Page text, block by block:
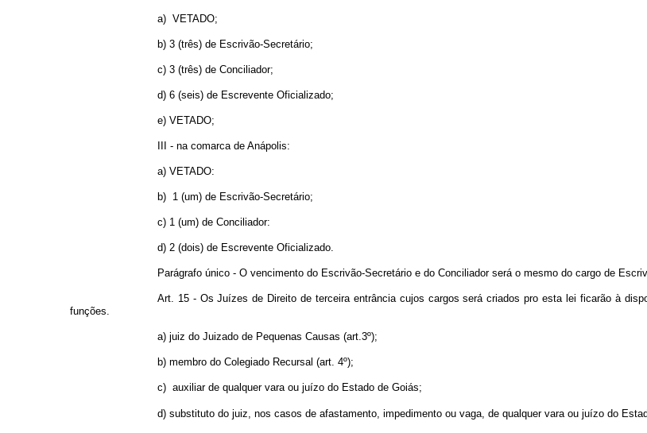
a) VETADO;
b) 3 (três) de Escrivão-Secretário;
c) 3 (três) de Conciliador;
d) 6 (seis) de Escrevente Oficializado;
e) VETADO;
III - na comarca de Anápolis:
a) VETADO:
b) 1 (um) de Escrivão-Secretário;
c) 1 (um) de Conciliador:
d) 2 (dois) de Escrevente Oficializado.
Parágrafo único - O vencimento do Escrivão-Secretário e do Conciliador será o mesmo do cargo de
Art. 15 - Os Juízes de Direito de terceira entrância cujos cargos será criados pro esta lei ficarão à
funções.
a) juiz do Juizado de Pequenas Causas (art.3º);
b) membro do Colegiado Recursal (art. 4º);
c) auxiliar de qualquer vara ou juízo do Estado de Goiás;
d) substituto do juiz, nos casos de afastamento, impedimento ou vaga, de qualquer vara ou juízo do